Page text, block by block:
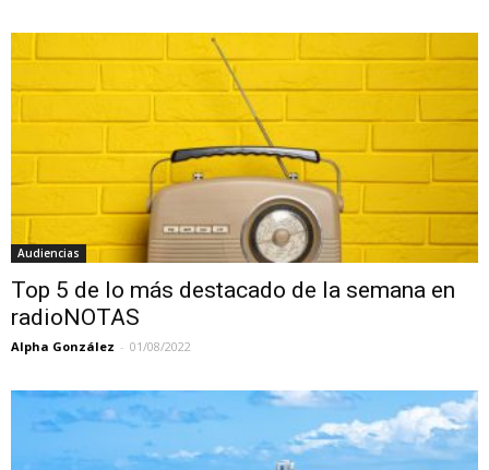
Audiencias
Top 5 de lo más destacado de la semana en
radioNOTAS
Alpha González - 01/08/2022